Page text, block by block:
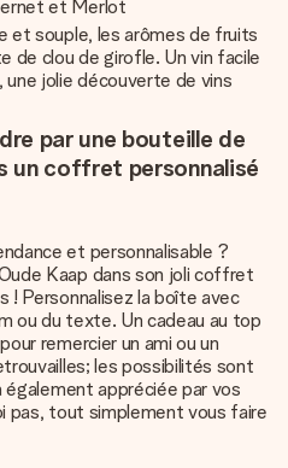
et Merlot
et souple, les arômes de fruits
de clou de girofle. Un vin facile
jolie découverte de vins
par une bouteille de
un coffret personnalisé
et personnalisable ?
Kaap dans son joli coffret
! Personnalisez la boîte avec
ou du texte. Un cadeau au top
remercier un ami ou un
les possibilités sont
également appréciée par vos
pas, tout simplement vous faire